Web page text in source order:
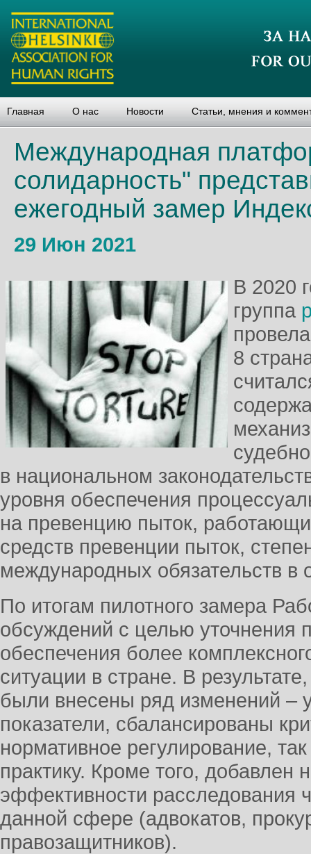
Главная О нас Новости Статьи, мнения и
Международная
солидарность"
ежегодный замер
29 Июн 2021
В 2020
группа
8
в национальном
уровня обеспечения
на превенцию пыток,
средств превенции пыток,
международных обязательств в
По итогам пилотного замера
обсуждений с целью уточнения
обеспечения более
ситуации в стране. В
были внесены ряд изменений –
показатели, сбалансированы
нормативное регулирование,
практику. Кроме того, добавлен
эффективности расследования
данной сфере (адвокатов,
правозащитников).